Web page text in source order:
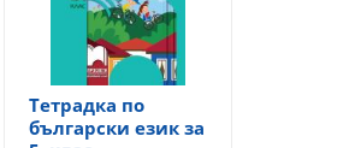
Тетрадка по
български език за